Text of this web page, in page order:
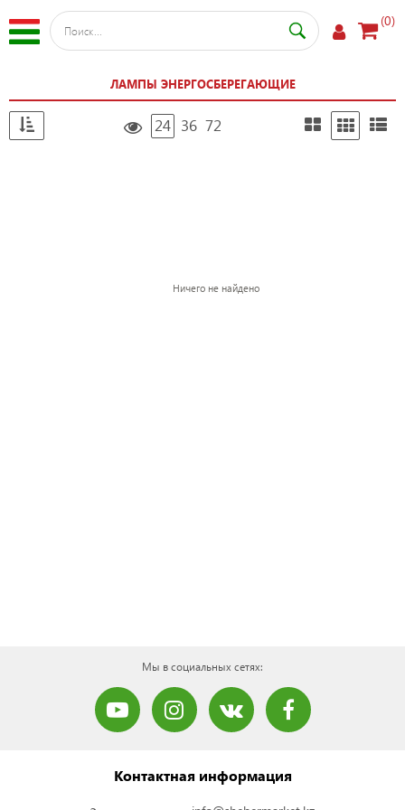
(0)
ЛАМПЫ ЭНЕРГОСБЕРЕГАЮЩИЕ
24 36 72
Ничего не найдено
Мы в социальных сетях:
Контактная информация